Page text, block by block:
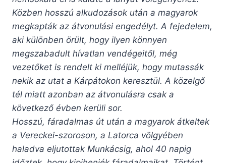
Közben hosszú alkudozások után a magyarok
megkapták az átvonulási engedélyt. A fejedelem,
aki különben örült, hogy ilyen könnyen
megszabadult hívatlan vendégeitől, még
vezetőket is rendelt ki melléjük, hogy mutassák
nekik az utat a Kárpátokon keresztül. A közelgő
tél miatt azonban az átvonulásra csak a
következő évben kerüli sor.
Hosszú, fáradalmas út után a magyarok átkeltek
a Vereckei-szoroson, a Latorca völgyében
haladva eljutottak Munkácsig, ahol 40 napig